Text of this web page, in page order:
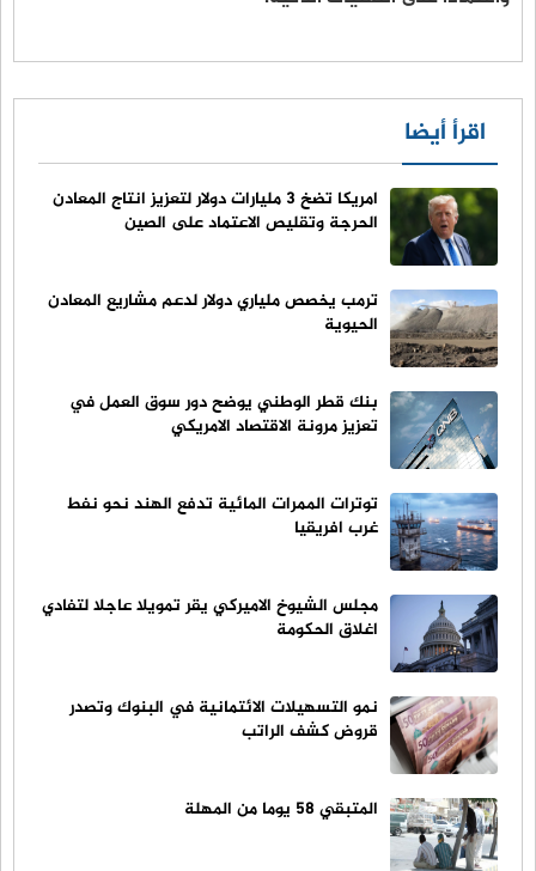
اقرأ أيضا
امريكا تضخ 3 مليارات دولار لتعزيز انتاج المعادن
الحرجة وتقليص الاعتماد على الصين
ترمب يخصص ملياري دولار لدعم مشاريع المعادن
الحيوية
بنك قطر الوطني يوضح دور سوق العمل في
تعزيز مرونة الاقتصاد الامريكي
توترات الممرات المائية تدفع الهند نحو نفط
غرب افريقيا
مجلس الشيوخ الاميركي يقر تمويلا عاجلا لتفادي
اغلاق الحكومة
نمو التسهيلات الائتمانية في البنوك وتصدر
قروض كشف الراتب
المتبقي 58 يوما من المهلة